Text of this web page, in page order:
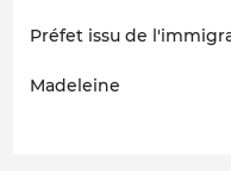
Préfet issu de
Madeleine